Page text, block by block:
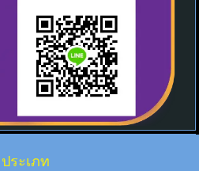
ประเภท